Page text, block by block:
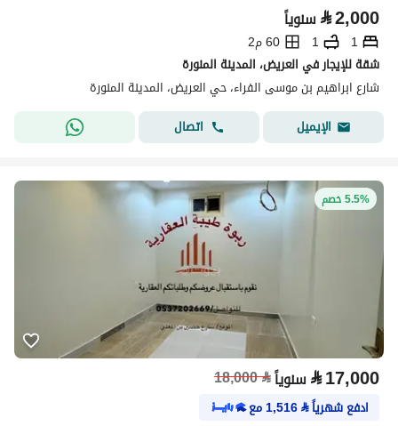
⃁2,000 سنوياً
1
1
60 م2
شقة للإيجار في العريض، المدينة المنورة
شارع ابراهيم بن موسى الفراء، حي العريض، المدينة المنورة
الإيميل
اتصال
5.5% خصم
⃁17,000 سنوياً⃁
18,000
ادفع شهرياً⃁
1,516مع